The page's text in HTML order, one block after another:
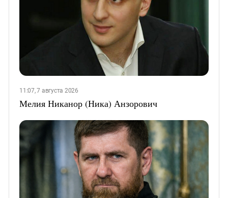
11:07, 7 августа 2026
Мелия Никанор (Ника) Анзорович